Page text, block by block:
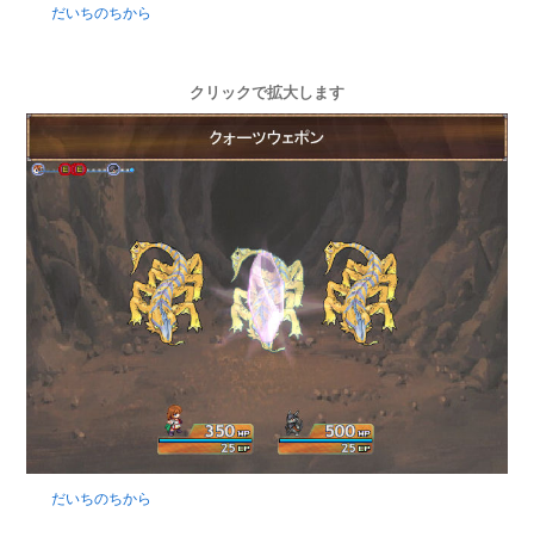
だいちのちから
クリックで拡大します
だいちのちから